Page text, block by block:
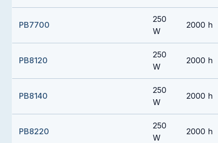
PB7700
250
W
2000 h
PB8120
250
W
2000 h
PB8140
250
W
2000 h
PB8220
250
W
2000 h